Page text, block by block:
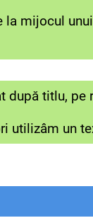
mijocul
după titlu,
utilizâm un